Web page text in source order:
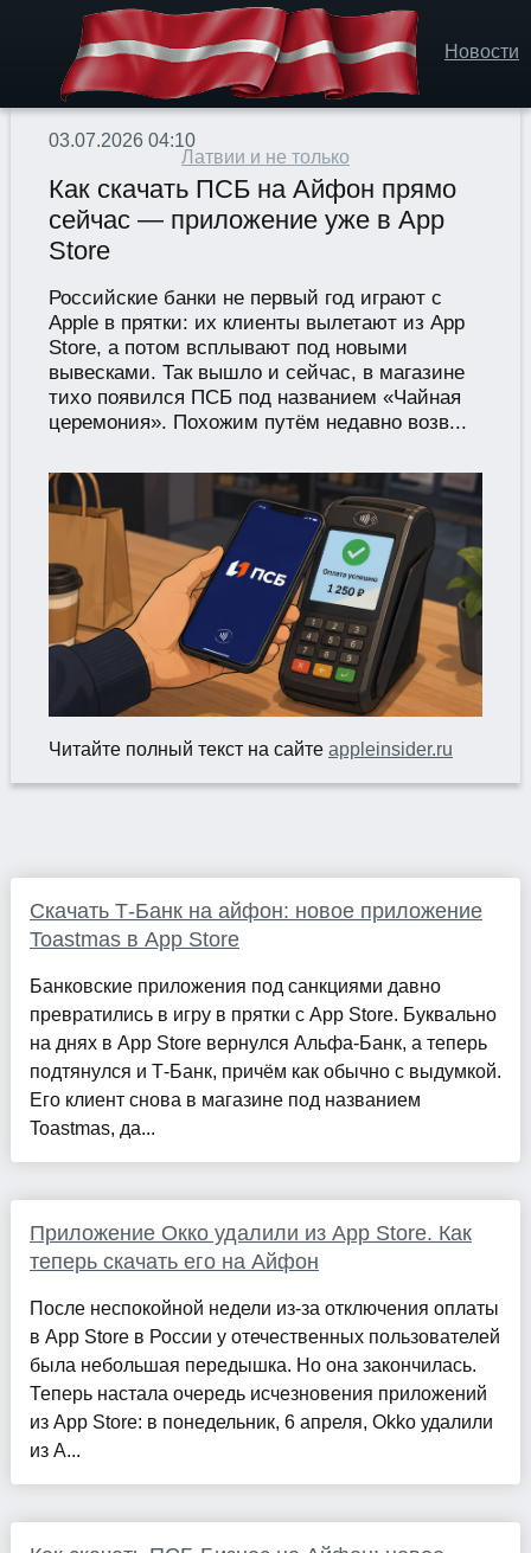
Новости
Латвии и не только
03.07.2026 04:10
Как скачать ПСБ на Айфон прямо
сейчас — приложение уже в App
Store
Российские банки не первый год играют с
Apple в прятки: их клиенты вылетают из App
Store, а потом всплывают под новыми
вывесками. Так вышло и сейчас, в магазине
тихо появился ПСБ под названием «Чайная
церемония». Похожим путём недавно возв...
Читайте полный текст на сайте appleinsider.ru
Скачать Т-Банк на айфон: новое приложение
Toastmas в App Store
Банковские приложения под санкциями давно
превратились в игру в прятки с App Store. Буквально
на днях в App Store вернулся Альфа-Банк, а теперь
подтянулся и Т-Банк, причём как обычно с выдумкой.
Его клиент снова в магазине под названием
Toastmas, да...
Приложение Окко удалили из App Store. Как
теперь скачать его на Айфон
После неспокойной недели из-за отключения оплаты
в App Store в России у отечественных пользователей
была небольшая передышка. Но она закончилась.
Теперь настала очередь исчезновения приложений
из App Store: в понедельник, 6 апреля, Okko удалили
из A...